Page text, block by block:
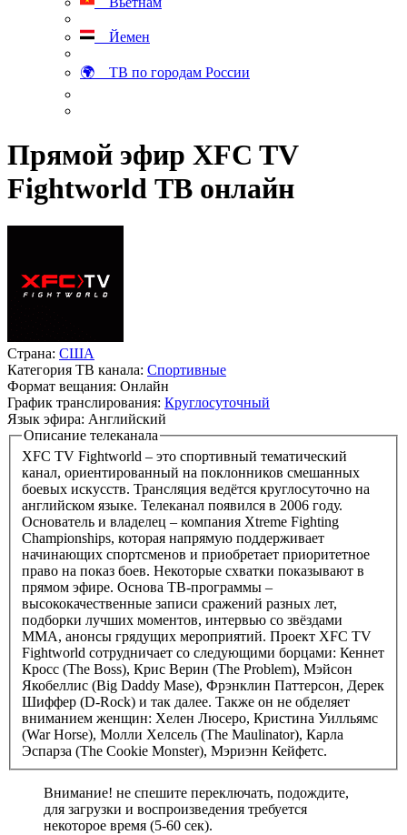
Йемен
🌍 ТВ по городам России
Прямой эфир XFC TV
Fightworld ТВ онлайн
Страна: США
Категория ТВ канала: Спортивные
Формат вещания: Онлайн
График транслирования: Круглосуточный
Язык эфира: Английский
Описание телеканала
XFC TV Fightworld – это спортивный тематический
канал, ориентированный на поклонников смешанных
боевых искусств. Трансляция ведётся круглосуточно на
английском языке. Телеканал появился в 2006 году.
Основатель и владелец – компания Xtreme Fighting
Championships, которая напрямую поддерживает
начинающих спортсменов и приобретает приоритетное
право на показ боев. Некоторые схватки показывают в
прямом эфире. Основа ТВ-программы –
высококачественные записи сражений разных лет,
подборки лучших моментов, интервью со звёздами
MMA, анонсы грядущих мероприятий. Проект XFC TV
Fightworld сотрудничает со следующими борцами: Кеннет
Кросс (The Boss), Крис Верин (The Problem), Мэйсон
Якобеллис (Big Daddy Mase), Фрэнклин Паттерсон, Дерек
Шиффер (D-Rock) и так далее. Также он не обделяет
вниманием женщин: Хелен Люсеро, Кристина Уилльямс
(War Horse), Молли Хелсель (The Maulinator), Карла
Эспарза (The Cookie Monster), Мэриэнн Кейфетс.
Внимание! не спешите переключать, подождите,
для загрузки и воспроизведения требуется
некоторое время (5-60 сек).